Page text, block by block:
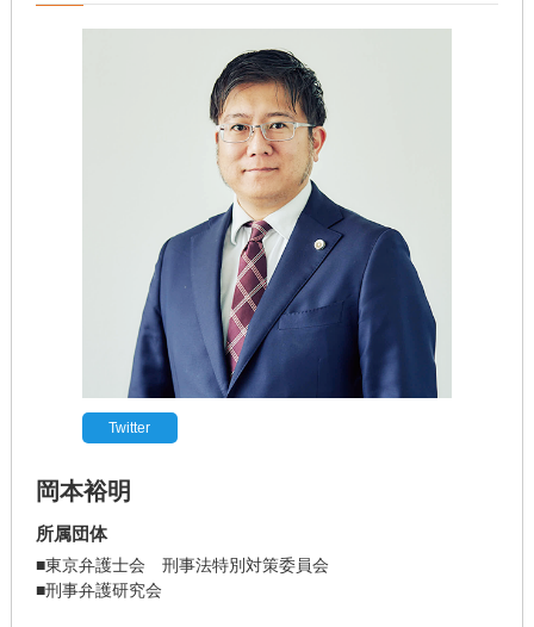
Twitter
岡本裕明
所属団体
■東京弁護士会 刑事法特別対策委員会
■刑事弁護研究会